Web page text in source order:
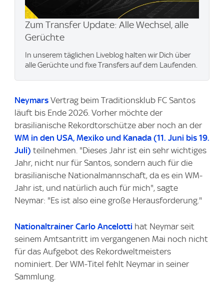
Zum Transfer Update: Alle Wechsel, alle
Gerüchte
In unserem täglichen Liveblog halten wir Dich über
alle Gerüchte und fixe Transfers auf dem Laufenden.
Neymars Vertrag beim Traditionsklub FC Santos
läuft bis Ende 2026. Vorher möchte der
brasilianische Rekordtorschütze aber noch an der
WM in den USA, Mexiko und Kanada (11. Juni bis 19.
Juli) teilnehmen. "Dieses Jahr ist ein sehr wichtiges
Jahr, nicht nur für Santos, sondern auch für die
brasilianische Nationalmannschaft, da es ein WM-
Jahr ist, und natürlich auch für mich", sagte
Neymar: "Es ist also eine große Herausforderung."
Nationaltrainer Carlo Ancelotti hat Neymar seit
seinem Amtsantritt im vergangenen Mai noch nicht
für das Aufgebot des Rekordweltmeisters
nominiert. Der WM-Titel fehlt Neymar in seiner
Sammlung.